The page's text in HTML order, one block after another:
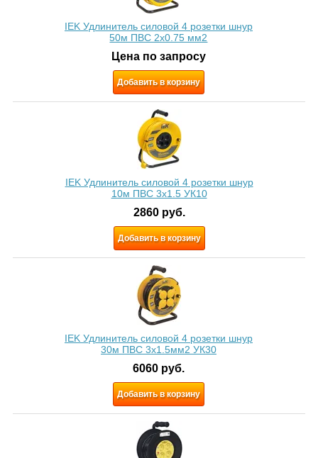
IEK Удлинитель силовой 4 розетки шнур
50м ПВС 2х0.75 мм2
Цена по запросу
Добавить в корзину
IEK Удлинитель силовой 4 розетки шнур
10м ПВС 3x1.5 УК10
2860 руб.
Добавить в корзину
IEK Удлинитель силовой 4 розетки шнур
30м ПВС 3х1.5мм2 УК30
6060 руб.
Добавить в корзину